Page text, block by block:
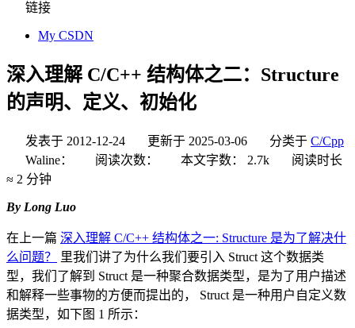
链接
My CSDN
深入理解 C/C++ 结构体之二：Structure
的声明、定义、初始化
发表于 2012-12-24 更新于 2025-03-06 分类于 C/Cpp
Waline：
阅读次数： 本文字数： 2.7k
阅读时长
≈ 2 分钟
By Long Luo
在上一篇 深入理解 C/C++ 结构体之一: Structure 是为了解决什
么问题？
里我们讲了为什么我们要引入 Struct 这个数据类
型，我们了解到 Struct 是一种聚合数据类型，是为了用户描述
和解释一些事物的方便而提出的， Struct 是一种用户自定义数
据类型，如下图 1 所示：